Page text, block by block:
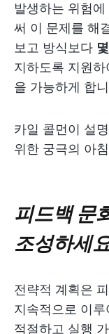
발생하는 위험
써 이 문제를 해
보고 방식보다
지하도록 지원
을 가능하게 합
카일 콜먼이 설
위한 궁극의 아
피드백 문
조성하세
전략적 계획은
지속적으로 이
적절하고 실행